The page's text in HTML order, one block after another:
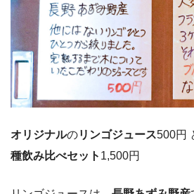
オリジナルのリンゴジュース500円
種飲み比べセット 1,500円